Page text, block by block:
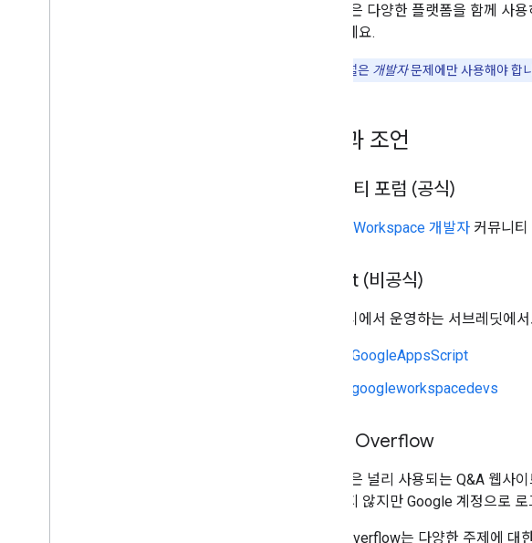
Google은 다양한 플랫폼을 함께 사
알아보세요.
이 채널은 개발자문제에만 사용해야 합
질문과 조언
커뮤니티 포럼 (공식)
Google Workspace 개발자 커뮤니
Reddit (비공식)
커뮤니티에서 운영하는 서브레딧에
r/GoogleAppsScript
r/googleworkspacedevs
Stack Overflow
Google은 널리 사용되는 Q&A 웹사이
관리하지 않지만 Google 계정으로
Stack Overflow는 다양한 주제에 대